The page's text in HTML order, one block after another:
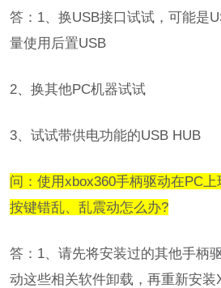
答：1、换USB接口试试，可能是
量使用后置USB
2、换其他PC机器试试
3、试试带供电功能的USB HUB
问：使用xbox360手柄驱动在PC上
按键错乱、乱震动怎么办?
答：1、请先将安装过的其他手柄
动这些相关软件卸载，再重新安装